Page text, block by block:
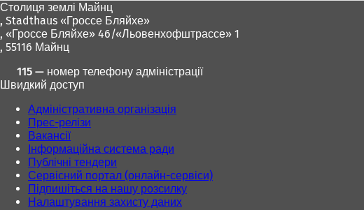
Столиця землі Майнц
, Stadthaus «Гроссе Бляйхе»
, «Гроссе Бляйхе» 46/«Льовенхофштрассе» 1
, 55116 Майнц
115 — номер телефону адміністрації
Швидкий доступ
Адміністративна організація
Прес-релізи
Вакансії
Інформаційна система ради
Публічні тендери
Сервісний портал (онлайн-сервіси)
Підпишіться на нашу розсилку
Налаштування захисту даних